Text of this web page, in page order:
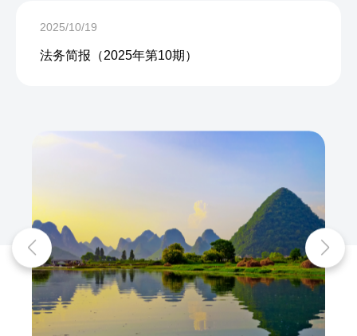
2025/10/19
法务简报（2025年第10期）